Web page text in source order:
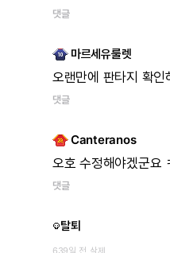
댓글
마르세유룰렛
오랜만에 판타지 확인
댓글
Canteranos
오호 수정해야겠군요
댓글
탈퇴
639일 전 삭제